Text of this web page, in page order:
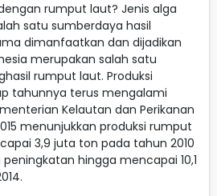
rumput laut? Jenis alga
satu sumberdaya hasil
dimanfaatkan dan dijadikan
merupakan salah satu
rumput laut. Produksi
tahunnya terus mengalami
Kelautan dan Perikanan
menunjukkan produksi rumput
3,9 juta ton pada tahun 2010
hingga mencapai 10,1